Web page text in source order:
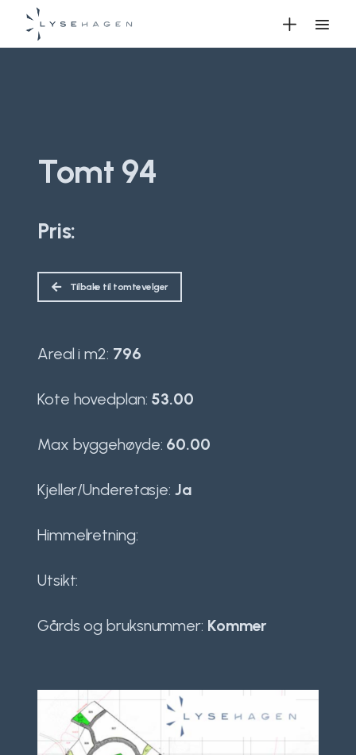
Tomt 94
Pris:
Tilbake til tomtevelger
Areal i m2: 796
Kote hovedplan: 53.00
Max byggehøyde: 60.00
Kjeller/Underetasje: Ja
Himmelretning:
Utsikt:
Gårds og bruksnummer: Kommer